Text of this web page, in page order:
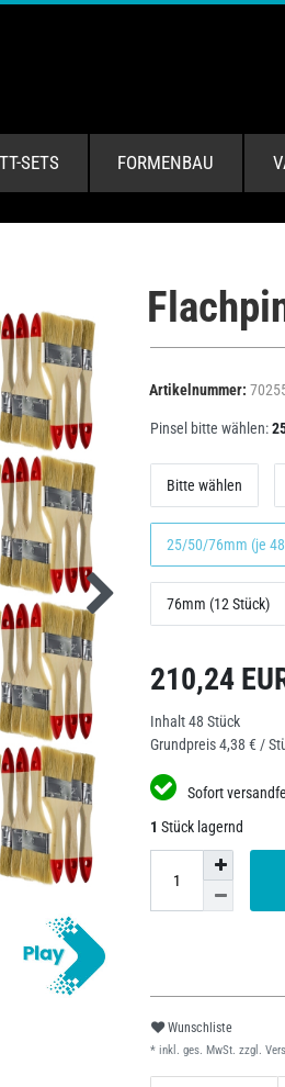
SETS FORMENBAU
Artikelnummer:
Pinsel bitte wählen:
Bitte wählen
25/50/76mm (je
76mm (12 Stück)
210,24
Inhalt48 Stück
Grundpreis4,38 € /
Sofort
1 Stück lagernd
Wunschliste
* inkl. ges. MwSt. zzgl.